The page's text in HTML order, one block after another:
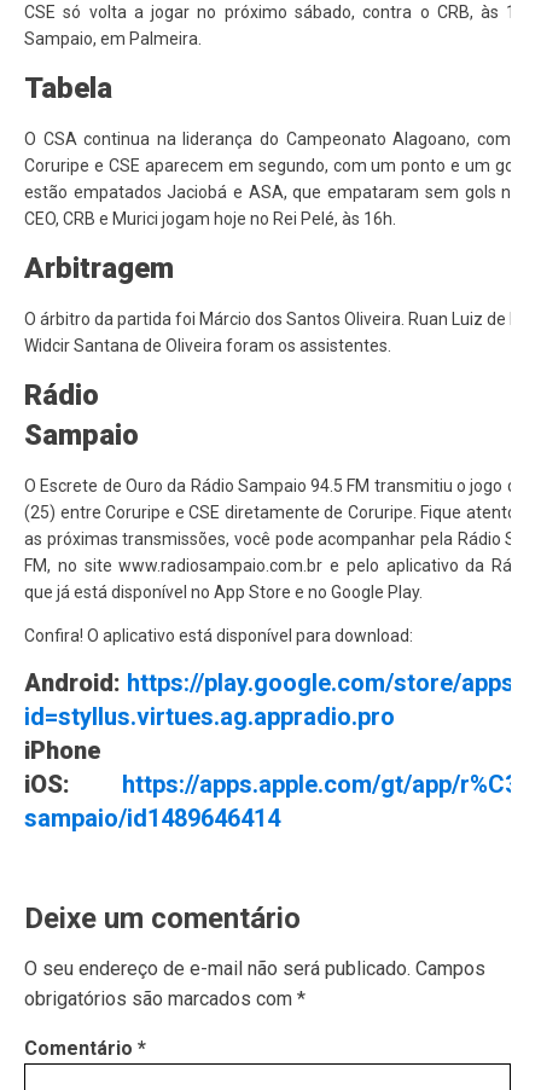
CSE só volta a jogar no próximo sábado, contra o CRB, às
Sampaio, em Palmeira.
Tabela
O CSA continua na liderança do Campeonato Alagoano, com
Coruripe e CSE aparecem em segundo, com um ponto e um gol.
estão empatados Jaciobá e ASA, que empataram sem gols
CEO, CRB e Murici jogam hoje no Rei Pelé, às 16h.
Arbitragem
O árbitro da partida foi Márcio dos Santos Oliveira. Ruan Luiz de
Widcir Santana de Oliveira foram os assistentes.
Rádio
Sampaio
O Escrete de Ouro da Rádio Sampaio 94.5 FM transmitiu o jogo
(25) entre Coruripe e CSE diretamente de Coruripe. Fique atento e
as próximas transmissões, você pode acompanhar pela Rádio
FM, no site www.radiosampaio.com.br e pelo aplicativo da Rádio
que já está disponível no App Store e no Google Play.
Confira! O aplicativo está disponível para download:
Android: https://play.google.com/store/apps/
id=styllus.virtues.ag.appradio.pro
iPhone
iOS:
https://apps.apple.com/gt/app/
sampaio/id1489646414
Deixe um comentário
O seu endereço de e-mail não será publicado. Campos
obrigatórios são marcados com *
Comentário *